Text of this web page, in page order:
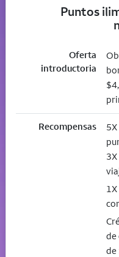
Puntos
Oferta
introductoria
Recompensas
de
de